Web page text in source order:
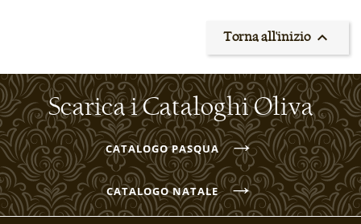
Torna all'inizio 
Scarica i Cataloghi Oliva
CATALOGO PASQUA→
CATALOGO NATALE→